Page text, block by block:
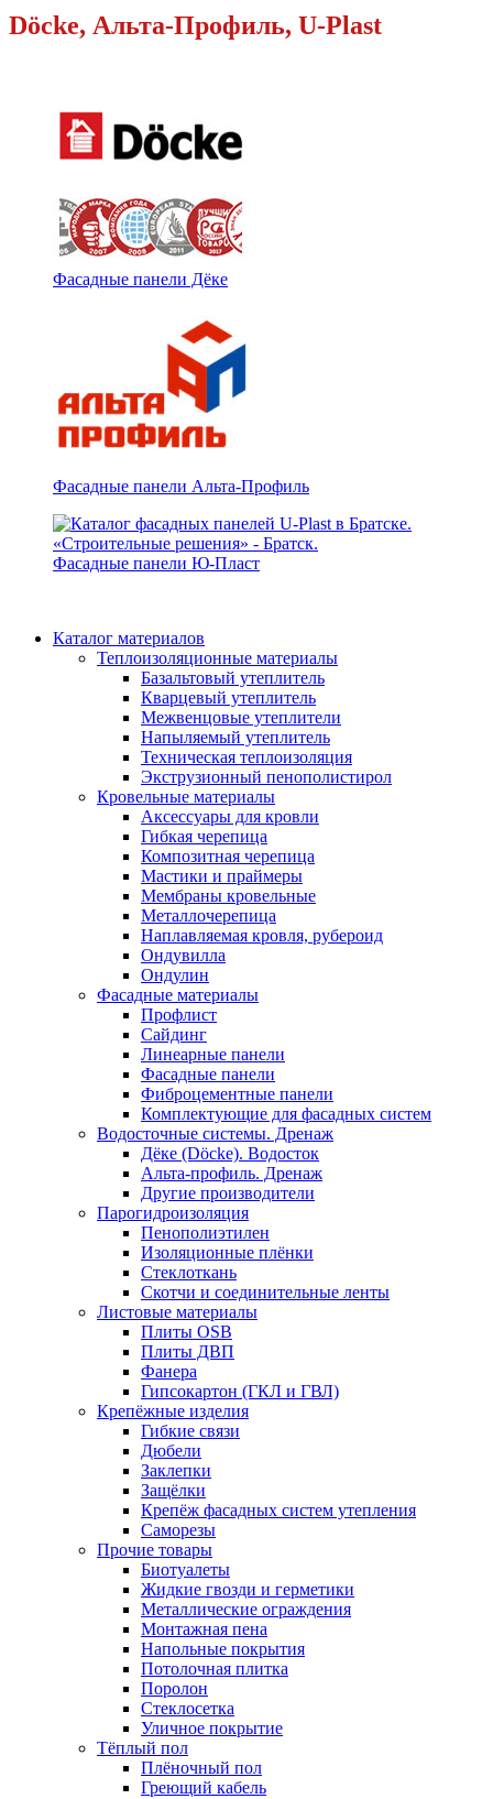
Döcke, Альта-Профиль, U-Plast
Фасадные панели Дёке
Фасадные панели Альта-Профиль
Фасадные панели Ю-Пласт
Каталог материалов
Теплоизоляционные материалы
Базальтовый утеплитель
Кварцевый утеплитель
Межвенцовые утеплители
Напыляемый утеплитель
Техническая теплоизоляция
Экструзионный пенополистирол
Кровельные материалы
Аксессуары для кровли
Гибкая черепица
Композитная черепица
Мастики и праймеры
Мембраны кровельные
Металлочерепица
Наплавляемая кровля, рубероид
Ондувилла
Ондулин
Фасадные материалы
Профлист
Сайдинг
Линеарные панели
Фасадные панели
Фиброцементные панели
Комплектующие для фасадных систем
Водосточные системы. Дренаж
Дёке (Döcke). Водосток
Альта-профиль. Дренаж
Другие производители
Парогидроизоляция
Пенополиэтилен
Изоляционные плёнки
Стеклоткань
Скотчи и соединительные ленты
Листовые материалы
Плиты OSB
Плиты ДВП
Фанера
Гипсокартон (ГКЛ и ГВЛ)
Крепёжные изделия
Гибкие связи
Дюбели
Заклепки
Защёлки
Крепёж фасадных систем утепления
Саморезы
Прочие товары
Биотуалеты
Жидкие гвозди и герметики
Металлические ограждения
Монтажная пена
Напольные покрытия
Потолочная плитка
Поролон
Стеклосетка
Уличное покрытие
Тёплый пол
Плёночный пол
Греющий кабель